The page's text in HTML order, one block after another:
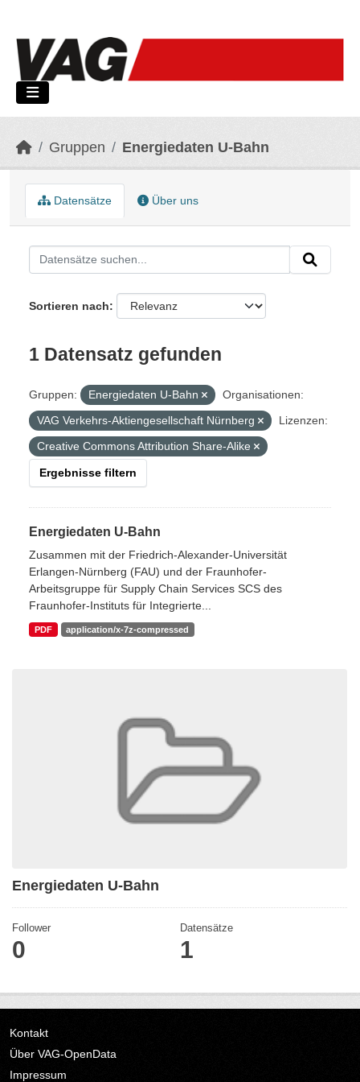
Gruppen Energiedaten U-Bahn
Energiedaten U-Bahn
Follower
0
Datensätze
1
Datensätze Über uns
Sortieren nach
1 Datensatz gefunden
Gruppen: Energiedaten U-Bahn
Organisationen:
VAG Verkehrs-Aktiengesellschaft Nürnberg
Lizenzen:
Creative Commons Attribution Share-Alike
Ergebnisse filtern
Energiedaten U-Bahn
Zusammen mit der Friedrich-Alexander-Universität
Erlangen-Nürnberg (FAU) und der Fraunhofer-
Arbeitsgruppe für Supply Chain Services SCS des
Fraunhofer-Instituts für Integrierte...
PDF application/x-7z-compressed
Kontakt
Über VAG-OpenData
Impressum